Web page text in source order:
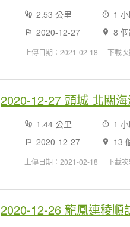
2.53 公里 1
2020-12-27
8
上傳日期：2021-02-18 下載
2020-12-27 頭城 北關
1.44 公里 1
2020-12-27
13
上傳日期：2021-02-18 下載
2020-12-26 龍鳳連稜順